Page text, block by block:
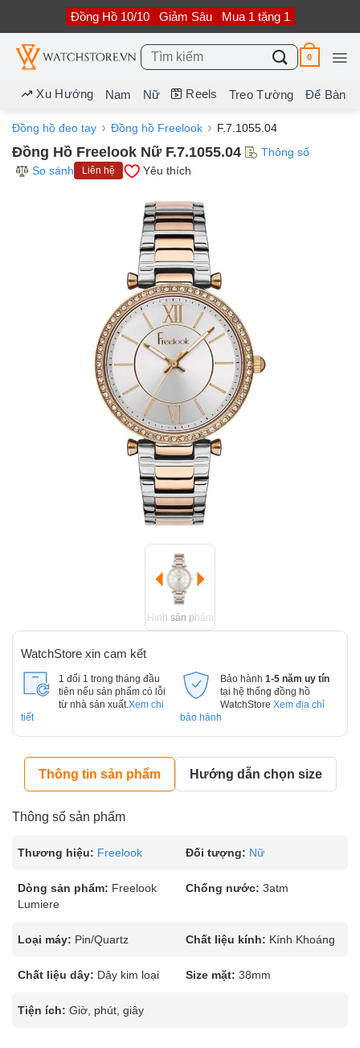
nội
dung
Đồng Hồ 10/10 Giảm Sâu Mua 1 tặng 1
Tìm
kiếm:
0
Xu Hướng Nam Nữ Reels Treo Tường Để Bàn
Đồng hồ đeo tay Đồng hồ Freelook F.7.1055.04
Đồng Hồ Freelook Nữ F.7.1055.04
Thông số
So sánh
Liên hệ Yêu thích
Hình sản phẩm
WatchStore xin cam kết
1 đổi 1 trong tháng đầu
tiên nếu sản phẩm có lỗi
từ nhà sản xuất. Xem chi
tiết
Bảo hành 1-5 năm uy tín
tại hệ thống đồng hồ
WatchStore Xem địa chỉ
bảo hành
Thông tin sản phẩm Hướng dẫn chọn size
Thông số sản phẩm
Thương hiệu: Freelook Đối tượng: Nữ
Dòng sản phẩm: Freelook
Lumiere
Chống nước: 3atm
Loại máy: Pin/Quartz Chất liệu kính: Kính Khoáng
Chất liệu dây: Dây kim loại Size mặt: 38mm
Tiện ích: Giờ, phút, giây